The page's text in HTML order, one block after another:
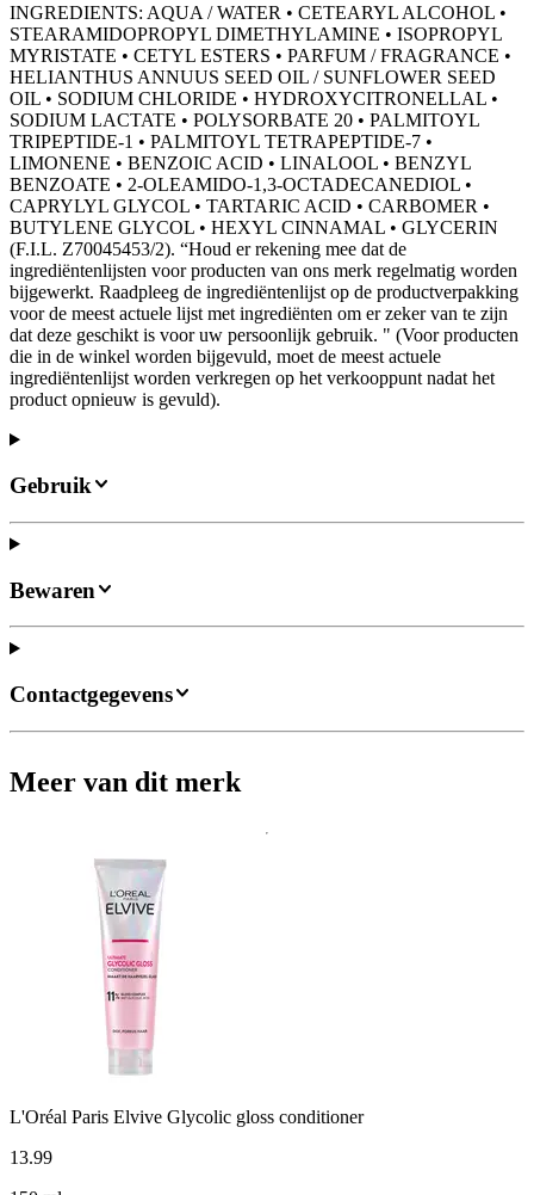
INGREDIENTS: AQUA / WATER • CETEARYL ALCOHOL •
STEARAMIDOPROPYL DIMETHYLAMINE • ISOPROPYL
MYRISTATE • CETYL ESTERS • PARFUM / FRAGRANCE •
HELIANTHUS ANNUUS SEED OIL / SUNFLOWER SEED
OIL • SODIUM CHLORIDE • HYDROXYCITRONELLAL •
SODIUM LACTATE • POLYSORBATE 20 • PALMITOYL
TRIPEPTIDE-1 • PALMITOYL TETRAPEPTIDE-7 •
LIMONENE • BENZOIC ACID • LINALOOL • BENZYL
BENZOATE • 2-OLEAMIDO-1,3-OCTADECANEDIOL •
CAPRYLYL GLYCOL • TARTARIC ACID • CARBOMER •
BUTYLENE GLYCOL • HEXYL CINNAMAL • GLYCERIN
(F.I.L. Z70045453/2). “Houd er rekening mee dat de
ingrediëntenlijsten voor producten van ons merk regelmatig worden
bijgewerkt. Raadpleeg de ingrediëntenlijst op de productverpakking
voor de meest actuele lijst met ingrediënten om er zeker van te zijn
dat deze geschikt is voor uw persoonlijk gebruik. " (Voor producten
die in de winkel worden bijgevuld, moet de meest actuele
ingrediëntenlijst worden verkregen op het verkooppunt nadat het
product opnieuw is gevuld).
Gebruik
Bewaren
Contactgegevens
Meer van dit merk
L'Oréal Paris Elvive Glycolic gloss conditioner
13.99